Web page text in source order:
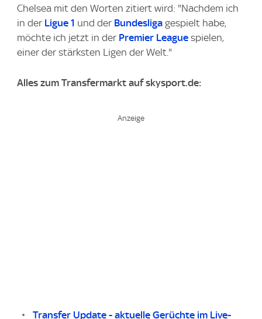
Chelsea mit den Worten zitiert wird: "Nachdem ich
in der Ligue 1 und der Bundesliga gespielt habe,
möchte ich jetzt in der Premier League spielen,
einer der stärksten Ligen der Welt."
Alles zum Transfermarkt auf skysport.de:
Transfer Update - aktuelle Gerüchte im Live-